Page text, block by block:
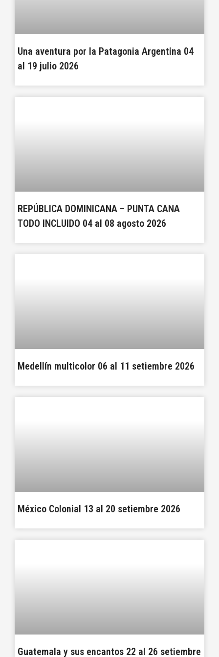
Una aventura por la Patagonia Argentina 04
al 19 julio 2026
REPÚBLICA DOMINICANA – PUNTA CANA
TODO INCLUIDO 04 al 08 agosto 2026
Medellín multicolor 06 al 11 setiembre 2026
México Colonial 13 al 20 setiembre 2026
Guatemala y sus encantos 22 al 26 setiembre